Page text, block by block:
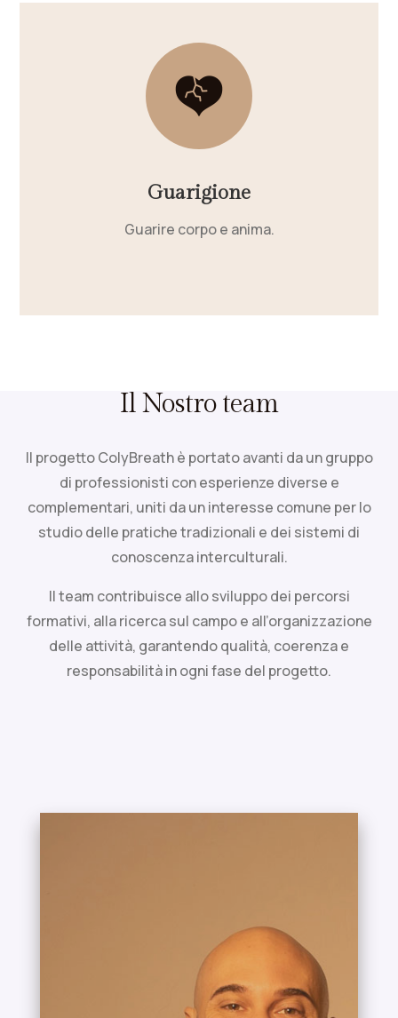
Guarigione
Guarire corpo e anima.
Il Nostro team
Il progetto ColyBreath è portato avanti da un gruppo
di professionisti con esperienze diverse e
complementari, uniti da un interesse comune per lo
studio delle pratiche tradizionali e dei sistemi di
conoscenza interculturali.
Il team contribuisce allo sviluppo dei percorsi
formativi, alla ricerca sul campo e all’organizzazione
delle attività, garantendo qualità, coerenza e
responsabilità in ogni fase del progetto.